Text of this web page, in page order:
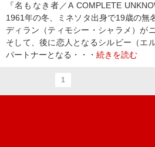
『名もなき者／A COMPLETE
1961年の冬、ミネソタ出身で19歳の無
ディラン（ティモシー・シャラメ）が
そして、後に恋人となるシルビー（エ
パートナーとなる・・・ 続きを読む
1